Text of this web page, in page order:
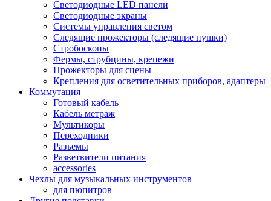
Светодиодные LED панели
Светодиодные экраны
Системы управления светом
Следящие прожекторы (следящие пушки)
Стробоскопы
Фермы, струбцины, крепежи
Прожекторы для сцены
Крепления для осветительных приборов, адаптеры
Коммутация
Готовый кабель
Кабель метраж
Мультикоры
Переходники
Разъемы
Разветвители питания
accessories
Чехлы для музыкальных инструментов
для пюпитров